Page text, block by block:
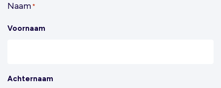
Naam *
Voornaam
Achternaam